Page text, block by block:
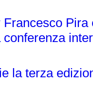
Francesco
conferenza
la terza